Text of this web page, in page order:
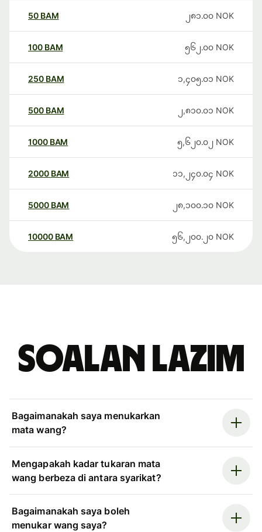
50 BAM ၂၈၁.၀၀ NOK
100 BAM ၅၆၂.၀၀ NOK
250 BAM ၁,၄၀၅.၀၁ NOK
500 BAM ၂,၈၁၀.၀၁ NOK
1000 BAM ၅,၆၂၀.၀၂ NOK
2000 BAM ၁၁,၂၄၀.၀၄ NOK
5000 BAM ၂၈,၁၀၀.၁၀ NOK
10000 BAM ၅၆,၂၀၀.၂၀ NOK
Soalan Lazim
Bagaimanakah saya menukarkan
mata wang?
Mengapakah kadar tukaran mata
wang berbeza di antara syarikat?
Bagaimanakah saya boleh
menukar wang saya?